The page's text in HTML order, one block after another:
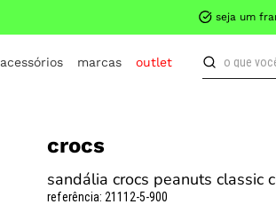
seja um
acessórios marcas outlet
o que
crocs
sandália crocs peanuts classic
referência: 21112-5-900